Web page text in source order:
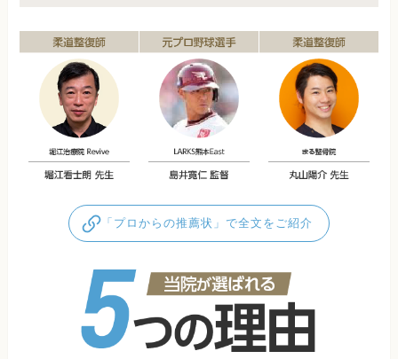
「プロからの推薦状」で全文をご紹介